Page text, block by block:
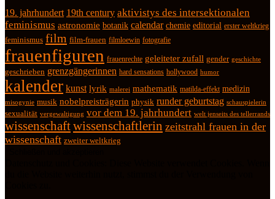
19. jahrhundert 19th century aktivistys des intersektionalen
feminismus astronomie botanik calendar chemie editorial erster weltkrieg
feminismus film film-frauen filmloewin fotografie
frauenfiguren frauenrechte geleiteter zufall gender geschichte
geschrieben grenzgängerinnen hard sensations hollywood humor
kalender kunst lyrik malerei mathematik matilda-effekt medizin
misogynie musik nobelpreisträgerin physik runder geburtstag schauspielerin
sexualität vergewaltigung vor dem 19. jahrhundert welt jenseits des tellerrands
wissenschaftwissenschaftlerin zeitstrahl frauen in der
wissenschaft zweiter weltkrieg